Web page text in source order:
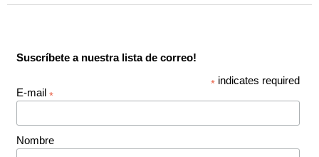
Suscríbete a nuestra lista de correo!
* indicates required
E-mail *
Nombre